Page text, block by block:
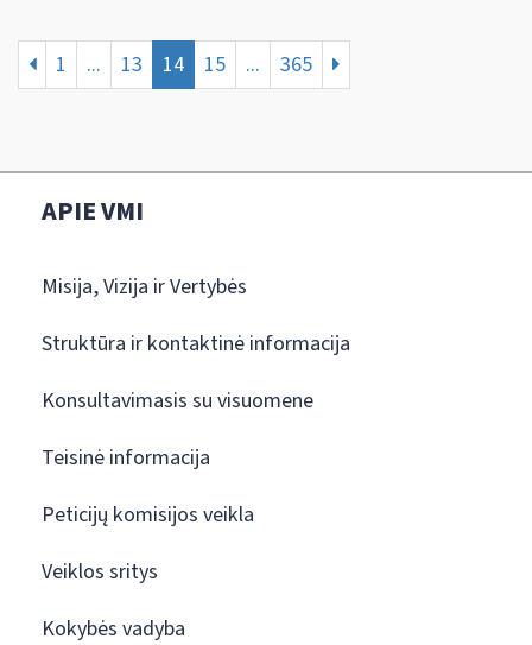
1 ... 13 14 15 ... 365
APIE VMI
Misija, Vizija ir Vertybės
Struktūra ir kontaktinė informacija
Konsultavimasis su visuomene
Teisinė informacija
Peticijų komisijos veikla
Veiklos sritys
Kokybės vadyba